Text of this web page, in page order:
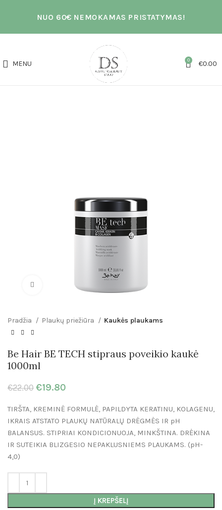
NUO 60€ NEMOKAMAS PRISTATYMAS!
MENU 0 €0.00
Click to enlarge
Pradžia Plaukų priežiūra Kaukės plaukams
Be Hair BE TECH stipraus poveikio kaukė
1000ml
€22.00 €19.80
TIRŠTA, KREMINĖ FORMULĖ, PAPILDYTA KERATINU, KOLAGENU,
IKRAIS ATSTATO PLAUKŲ NATŪRALŲ DRĖGMĖS IR pH
BALANSUS. STIPRIAI KONDICIONUOJA, MINKŠTINA. DRĖKINA
IR SUTEIKIA BLIZGESIO NEPAKLUSNIEMS PLAUKAMS. (pH-
4,0)
Į KREPŠELĮ